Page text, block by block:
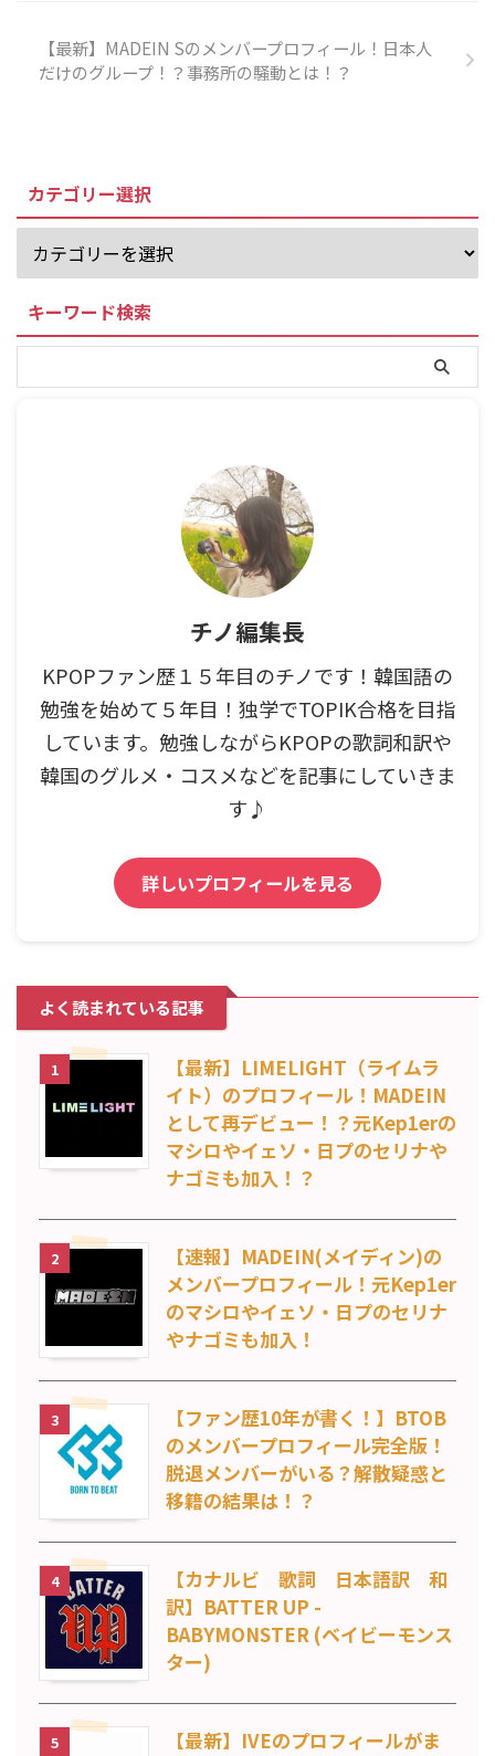
【最新】MADEIN Sのメンバープロフィール！日本人
だけのグループ！？事務所の騒動とは！？
カテゴリー選択
キーワード検索
チノ編集長
KPOPファン歴１５年目のチノです！韓国語の
勉強を始めて５年目！独学でTOPIK合格を目指
しています。勉強しながらKPOPの歌詞和訳や
韓国のグルメ・コスメなどを記事にしていきま
す♪
詳しいプロフィールを見る
よく読まれている記事
1
【最新】LIMELIGHT（ライムラ
イト）のプロフィール！MADEIN
として再デビュー！？元Kep1erの
マシロやイェソ・日プのセリナや
ナゴミも加入！？
2
【速報】MADEIN(メイディン)の
メンバープロフィール！元Kep1er
のマシロやイェソ・日プのセリナ
やナゴミも加入！
3
【ファン歴10年が書く！】BTOB
のメンバープロフィール完全版！
脱退メンバーがいる？解散疑惑と
移籍の結果は！？
4
【カナルビ 歌詞 日本語訳 和
訳】BATTER UP -
BABYMONSTER (ベイビーモンス
ター)
5
【最新】IVEのプロフィールがま